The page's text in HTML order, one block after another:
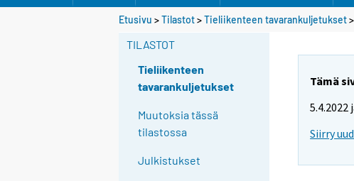
Etusivu >Tilastot>Tieliikenteen tavarankuljetukset
TILASTOT
Tieliikenteen
tavarankuljetukset
Muutoksia tässä
tilastossa
Julkistukset
Tämä
Siirry